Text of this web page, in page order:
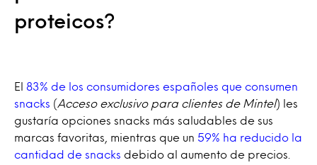
proteicos?
El 83% de los consumidores españoles que consumen
snacks ( Acceso exclusivo para clientes de Mintel) les
gustaría opciones snacks más saludables de sus
marcas favoritas, mientras que un 59% ha reducido la
cantidad de snacks debido al aumento de precios.